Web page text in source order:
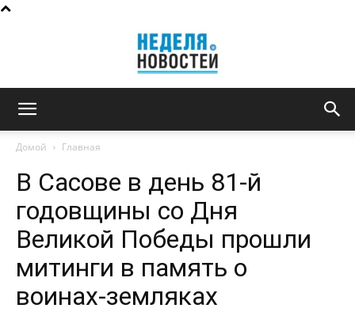
новостей
Домой Главная
В Сасове в день 81-й
годовщины со Дня
Великой Победы прошли
митинги в память о
воинах-земляках